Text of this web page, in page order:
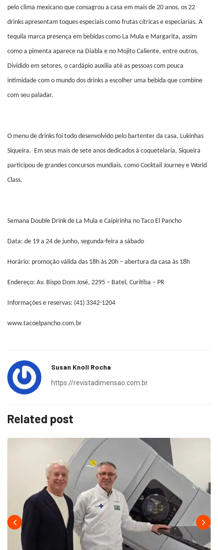
pelo clima mexicano que consagrou a casa em mais de 20 anos, os 22
drinks apresentam toques especiais como frutas cítricas e especiarias. A
tequila marca presença em bebidas como La Mula e Margarita, assim
como a pimenta aparece na Diabla e no Mojito Caliente, entre outros.
Dividido em setores, o cardápio auxilia até as pessoas com pouca
intimidade com o mundo dos drinks a escolher uma bebida que combine
com seu paladar.
O menu de drinks foi todo desenvolvido pelo bartenter da casa, Lukinhas
Siqueira. Em seus mais de sete anos dedicados à coquetelaria, Siqueira
participou de grandes concursos mundiais, como Cocktail Journey e World
Class.
Semana Double Drink de La Mula e Caipirinha no Taco El Pancho
Data: de 19 a 24 de junho, segunda-feira a sábado
Horário: promoção válida das 18h às 20h – abertura da casa às 18h
Endereço: Av. Bispo Dom José, 2295 – Batel, Curitiba – PR
Informações e reservas: (41) 3342-1204
www.tacoelpancho.com.br
Susan Knoll Rocha
https://revistadimensao.com.br
Related post